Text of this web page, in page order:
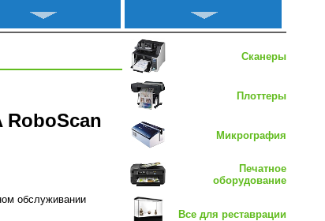
RoboScan
обслуживании
Сканеры
Плоттеры
Микрография
Печатное
оборудование
Все для реставрации